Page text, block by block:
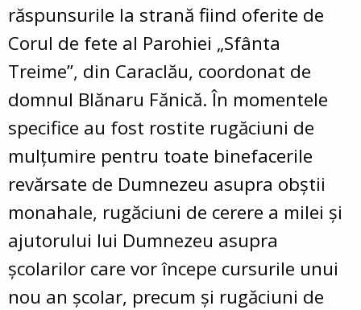
răspunsurile la strană fiind oferite de
Corul de fete al Parohiei „Sfânta
Treime”, din Caraclău, coordonat de
domnul Blănaru Fănică. În momentele
specifice au fost rostite rugăciuni de
mulțumire pentru toate binefacerile
revărsate de Dumnezeu asupra obștii
monahale, rugăciuni de cerere a milei și
ajutorului lui Dumnezeu asupra
școlarilor care vor începe cursurile unui
nou an școlar, precum și rugăciuni de